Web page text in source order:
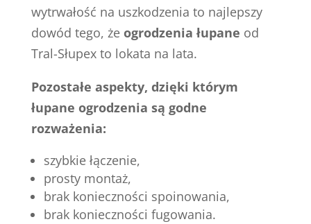
wytrwałość na uszkodzenia to najlepszy
dowód tego, że ogrodzenia łupane od
Tral-Słupex to lokata na lata.
Pozostałe aspekty, dzięki którym
łupane ogrodzenia są godne
rozważenia:
szybkie łączenie,
prosty montaż,
brak konieczności spoinowania,
brak konieczności fugowania.